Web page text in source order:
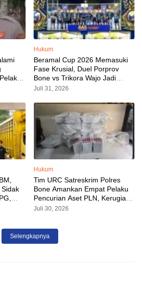
Hukum
Beramal Cup 2026 Memasuki
Fase Krusial, Duel Porprov
Bone vs Trikora Wajo Jadi
Sorotan Malam Ini
Juli 31, 2026
Hukum
Tim URC Satreskrim Polres
Bone Amankan Empat Pelaku
Pencurian Aset PLN, Kerugian
Ditaksir Capai Rp 3 Milyar
Juli 30, 2026
Selengkapnya